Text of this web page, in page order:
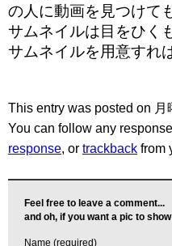
の人に動画を見つけて
サムネイルは目をひく
サムネイルを用意すれ
This entry was posted on
You can follow any
response, or trackback from
Feel free to leave a comment...
and oh, if you want a pic to
Name (required)